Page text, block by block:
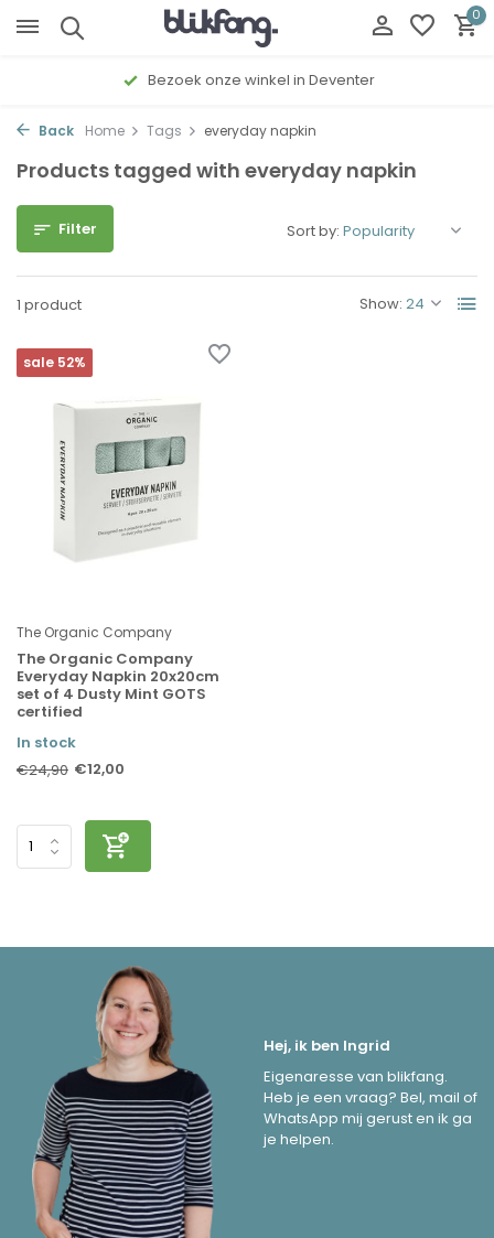
0
Bezoek onze winkel in Deventer
Back Home Tags everyday napkin
Products tagged with everyday napkin
Filter
1 product Show:
Sort by:
sale 52%
The Organic Company
The Organic Company
Everyday Napkin 20x20cm
set of 4 Dusty Mint GOTS
certified
In stock
€24,90 €12,00
Hej, ik ben Ingrid
Eigenaresse van blikfang.
Heb je een vraag? Bel, mail of
WhatsApp mij gerust en ik ga
je helpen.